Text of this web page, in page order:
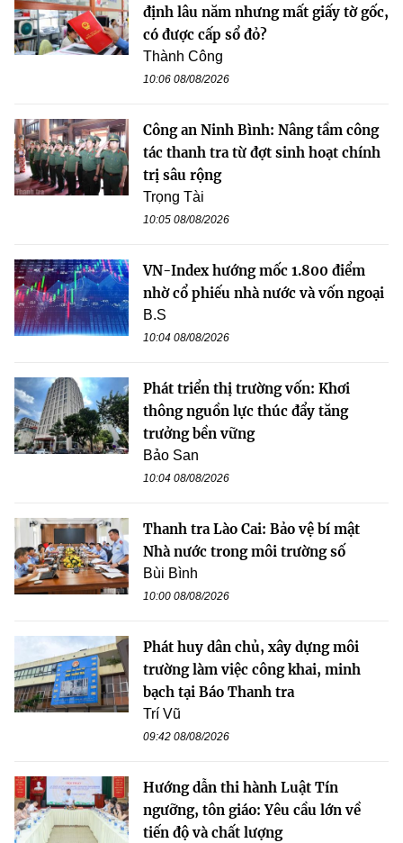
định lâu năm nhưng mất giấy tờ gốc,
có được cấp sổ đỏ?
Thành Công
10:06 08/08/2026
Công an Ninh Bình: Nâng tầm công
tác thanh tra từ đợt sinh hoạt chính
trị sâu rộng
Trọng Tài
10:05 08/08/2026
VN-Index hướng mốc 1.800 điểm
nhờ cổ phiếu nhà nước và vốn ngoại
B.S
10:04 08/08/2026
Phát triển thị trường vốn: Khơi
thông nguồn lực thúc đẩy tăng
trưởng bền vững
Bảo San
10:04 08/08/2026
Thanh tra Lào Cai: Bảo vệ bí mật
Nhà nước trong môi trường số
Bùi Bình
10:00 08/08/2026
Phát huy dân chủ, xây dựng môi
trường làm việc công khai, minh
bạch tại Báo Thanh tra
Trí Vũ
09:42 08/08/2026
Hướng dẫn thi hành Luật Tín
ngưỡng, tôn giáo: Yêu cầu lớn về
tiến độ và chất lượng